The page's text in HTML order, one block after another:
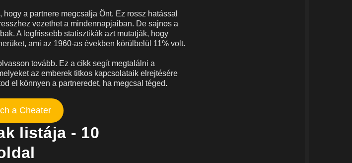
a partnere megcsalja Önt. Ez rossz hatással
vezethet a mindennapjaiban. De sajnos a
A legfrissebb statisztikák azt mutatják, hogy
ami az 1960-as években körülbelül 11% volt.
tovább. Ez a cikk segít megtalálni a
az emberek titkos kapcsolataik elrejtésére
el könnyen a partneredet, ha megcsal téged.
a Cheater
listája - 10